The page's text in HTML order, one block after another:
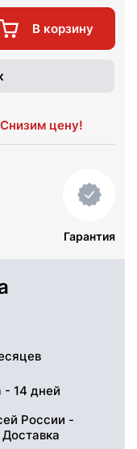
В корзину
Снизим цену!
Гарантия
- 14 дней
России -